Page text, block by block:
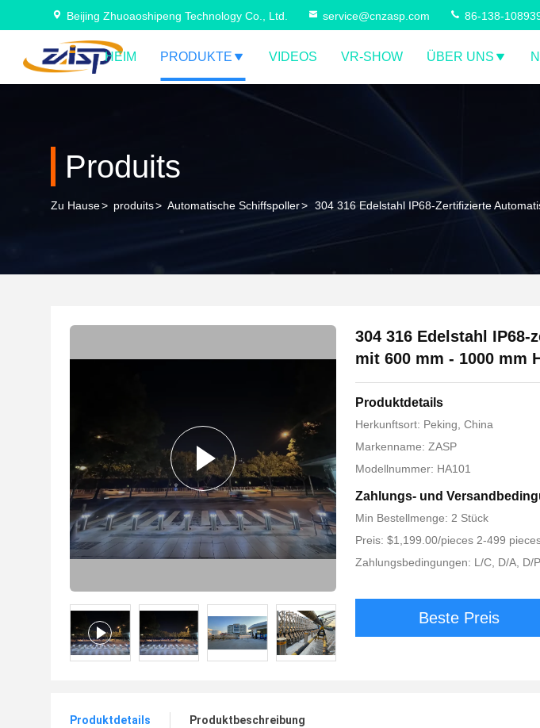
Beijing Zhuoaoshipeng Technology Co., Ltd. service@cnzasp.com 86-138-
HEIM PRODUKTE VIDEOS VR-SHOW ÜBER UNS
Produits
Zu Hause> produits> Automatische Schiffspoller> 304 316 Edelstahl IP68-Zertifizierte
304 316 Edelstahl
mit 600 mm - 1000 mm
Produktdetails
Herkunftsort: Peking, China
Markenname: ZASP
Modellnummer: HA101
Zahlungs- und
Min Bestellmenge: 2 Stück
Preis: $1,199.00/pieces 2-499
Zahlungsbedingungen: L/C, D/A, D/
Beste Preis
Produktdetails Produktbeschreibung